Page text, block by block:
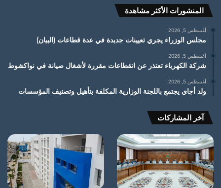
المنشورات الأكثر مشاهدة
أغسطس 5, 2026
مجلس الوزراء يجري تعيينات جديدة في عدة قطاعات (البيان)
أغسطس 5, 2026
شركة الكهرباء تعتذر عن انقطاعات مقررة لأشغال صيانة في نواكشوط
أغسطس 5, 2026
ولد أجاي يجتمع باللجنة الوزارية المكلفة بتأهيل وتصنيف المؤسسات
آخر المشاركات